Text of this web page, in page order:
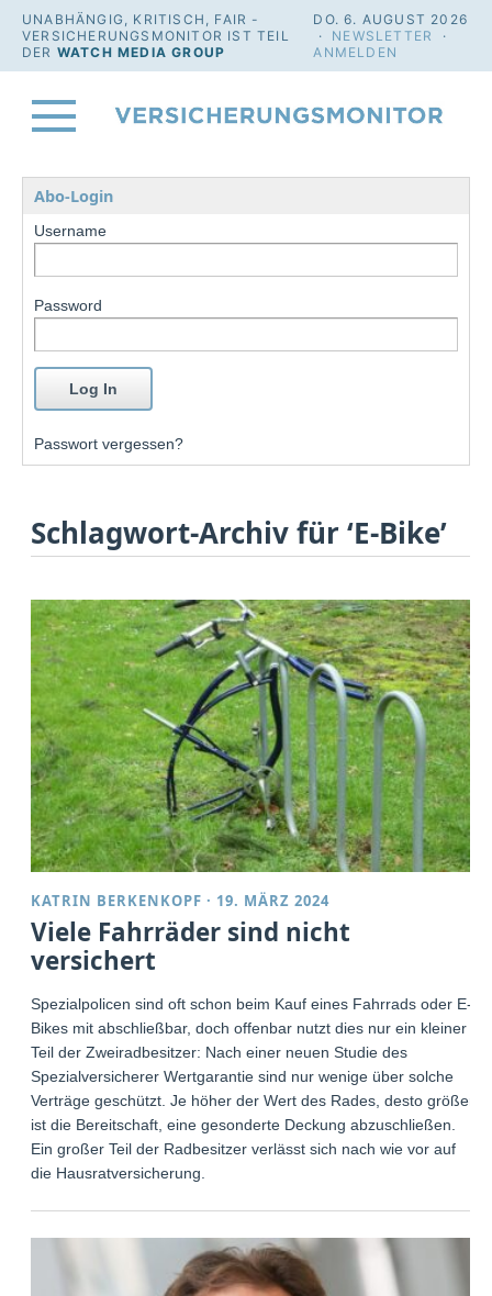
UNABHÄNGIG, KRITISCH, FAIR -
VERSICHERUNGSMONITOR IST TEIL
DER WATCH MEDIA GROUP
DO. 6. AUGUST 2026
· NEWSLETTER
·
ANMELDEN
Abo-Login
Username
Password
Passwort vergessen?
Schlagwort-Archiv für ‘E-Bike’
KATRIN BERKENKOPF · 19. MÄRZ 2024
Viele Fahrräder sind nicht
versichert
Spezialpolicen sind oft schon beim Kauf eines Fahrrads oder E-
Bikes mit abschließbar, doch offenbar nutzt dies nur ein kleiner
Teil der Zweiradbesitzer: Nach einer neuen Studie des
Spezialversicherer Wertgarantie sind nur wenige über solche
Verträge geschützt. Je höher der Wert des Rades, desto größer
ist die Bereitschaft, eine gesonderte Deckung abzuschließen.
Ein großer Teil der Radbesitzer verlässt sich nach wie vor auf
die Hausratversicherung.